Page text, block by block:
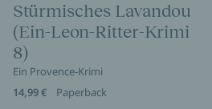
Stürmisches Lavandou
(Ein-Leon-Ritter-Krimi
8)
Ein Provence-Krimi
14,99 €
Paperback